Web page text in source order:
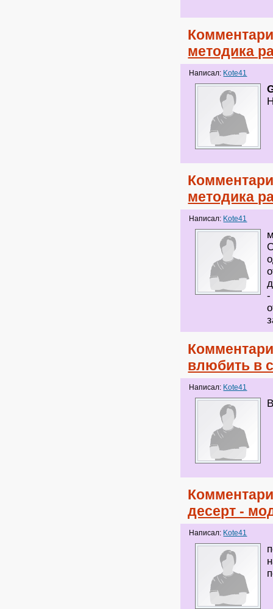
методика
Написал: Kote41
методика
Написал: Kote41
-
влюбить в
Написал: Kote41
десерт -
Написал: Kote41